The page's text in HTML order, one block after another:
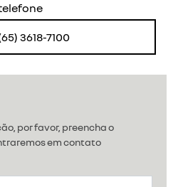
por favor, preencha o
em contato
3618-7100